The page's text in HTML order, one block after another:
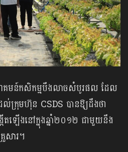
មន៍កសិកម្មបឹងលាចសំបូរផល ដែល
ក្រុមហ៊ុន CSDS បានឱ្យដឹងថា
ឡើងនៅក្នុងឆ្នាំ២០១២ ជាមួយនឹង
សារ។